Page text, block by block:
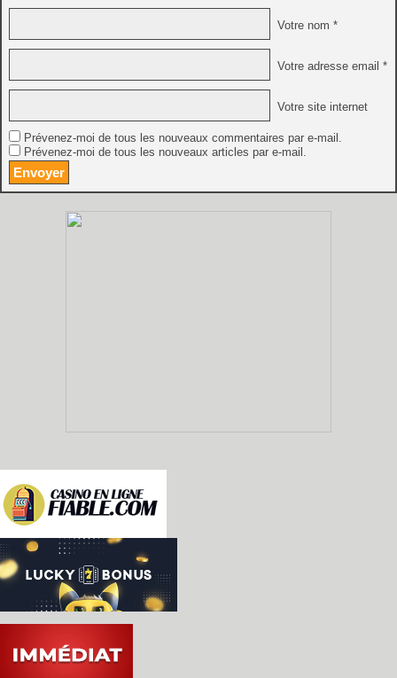
Votre nom *
Votre adresse email *
Votre site internet
Prévenez-moi de tous les nouveaux commentaires par e-mail.
Prévenez-moi de tous les nouveaux articles par e-mail.